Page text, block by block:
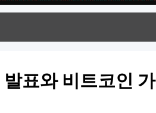
표와 비트코인